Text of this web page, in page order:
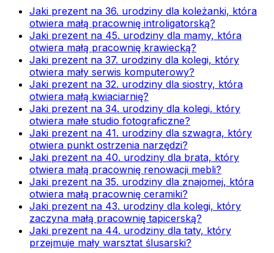
Jaki prezent na 36. urodziny dla koleżanki, która
otwiera małą pracownię introligatorską?
Jaki prezent na 45. urodziny dla mamy, która
otwiera małą pracownię krawiecką?
Jaki prezent na 37. urodziny dla kolegi, który
otwiera mały serwis komputerowy?
Jaki prezent na 32. urodziny dla siostry, która
otwiera małą kwiaciarnię?
Jaki prezent na 34. urodziny dla kolegi, który
otwiera małe studio fotograficzne?
Jaki prezent na 41. urodziny dla szwagra, który
otwiera punkt ostrzenia narzędzi?
Jaki prezent na 40. urodziny dla brata, który
otwiera małą pracownię renowacji mebli?
Jaki prezent na 35. urodziny dla znajomej, która
otwiera małą pracownię ceramiki?
Jaki prezent na 43. urodziny dla kolegi, który
zaczyna małą pracownię tapicerską?
Jaki prezent na 44. urodziny dla taty, który
przejmuje mały warsztat ślusarski?